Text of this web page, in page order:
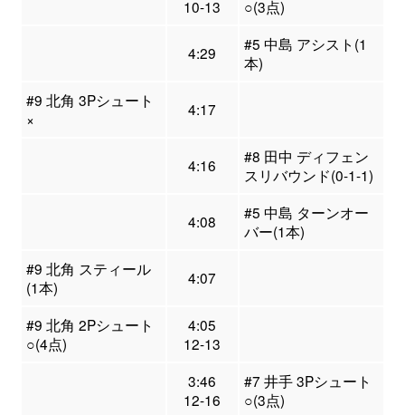
10-13
○(3点)
4:29
#5 中島 アシスト(1
本)
#9 北角 3Pシュート
×
4:17
4:16
#8 田中 ディフェン
スリバウンド(0-1-1)
4:08
#5 中島 ターンオー
バー(1本)
#9 北角 スティール
(1本)
4:07
#9 北角 2Pシュート
○(4点)
4:05
12-13
3:46
12-16
#7 井手 3Pシュート
○(3点)